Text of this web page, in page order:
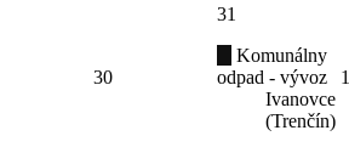
30
31
Komunálny
odpad - vývoz
Ivanovce
(Trenčín)
1